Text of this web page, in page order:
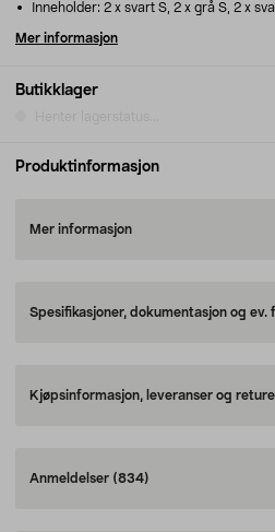
Butikklager
Inneholder: 2 x svart S, 2 x grå S, 2 x
Mer informasjon
Produktinformasjon
Mer informasjon
Spesifikasjoner, dokumentasjon og ev.
Kjøpsinformasjon, leveranser og
Anmeldelser (834)